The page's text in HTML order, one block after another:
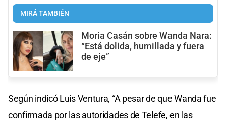
MIRÁ TAMBIÉN
Moria Casán sobre Wanda Nara:
“Está dolida, humillada y fuera
de eje”
Según indicó Luis Ventura, “A pesar de que Wanda fue
confirmada por las autoridades de Telefe, en las